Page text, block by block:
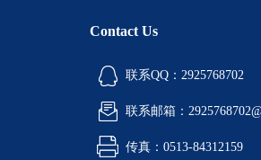
Contact Us
联系QQ：2925768702
联系邮箱：
传真：0513-84312159